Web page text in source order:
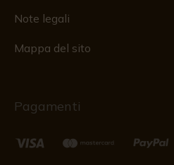
Note legali
Mappa del sito
Pagamenti